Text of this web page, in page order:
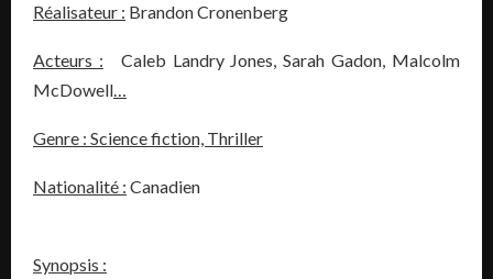
Réalisateur : Brandon Cronenberg
Acteurs : Caleb Landry Jones, Sarah Gadon, Malcolm
McDowell…
Genre : Science fiction, Thriller
Nationalité : Canadien
Synopsis :